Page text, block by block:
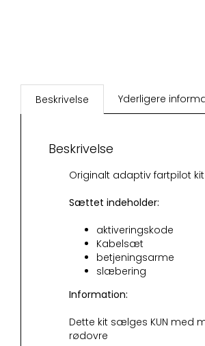
Beskrivelse Yderligere
Beskrivelse
Originalt adaptiv fartpilot
Sættet indeholder:
aktiveringskode
Kabelsæt
betjeningsarme
slæbering
Information:
Dette kit sælges KUN med
rødovre